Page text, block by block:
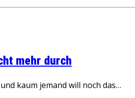
mehr durch
kaum jemand will noch das…